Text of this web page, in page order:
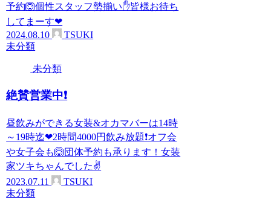
予約🙆個性スタッフ勢揃い✋皆様お待ち
してまーす❤
2024.08.10
TSUKI
未分類
未分類
絶賛営業中❗
昼飲みができる女装&オカマバーは14時
～19時迄❤2時間4000円飲み放題❗オフ会
や女子会も🙆団体予約も承ります！女装
家ツキちゃんでした✌
2023.07.11
TSUKI
未分類